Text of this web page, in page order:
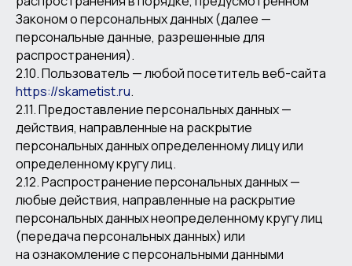
Законом о персональных данных (далее —
персональные данные, разрешенные для
распространения).
2.10. Пользователь — любой посетитель веб-сайта
https://skametist.ru.
2.11. Предоставление персональных данных —
действия, направленные на раскрытие
персональных данных определенному лицу или
определенному кругу лиц.
2.12. Распространение персональных данных —
любые действия, направленные на раскрытие
персональных данных неопределенному кругу лиц
(передача персональных данных) или
на ознакомление с персональными данными